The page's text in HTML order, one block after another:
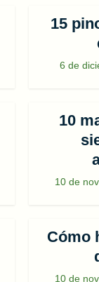
15
6 de
10
10 de
Cómo
10 de